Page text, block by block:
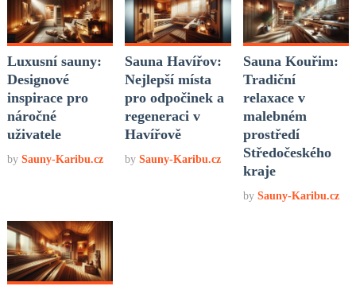
Luxusní sauny:
Designové
inspirace pro
náročné
uživatele
by Sauny-Karibu.cz
Sauna Havířov:
Nejlepší místa
pro odpočinek a
regeneraci v
Havířově
bySauny-Karibu.cz
Sauna Kouřim:
Tradiční
relaxace v
malebném
prostředí
Středočeského
kraje
by Sauny-Karibu.cz